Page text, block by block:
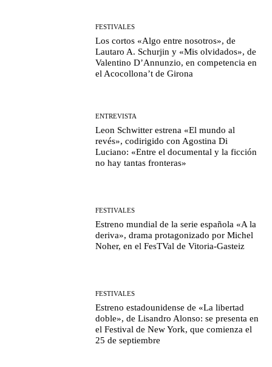
FESTIVALES
Los cortos «Algo entre nosotros», de
Lautaro A. Schurjin y «Mis olvidados», de
Valentino D’Annunzio, en competencia en
el Acocollona’t de Girona
ENTREVISTA
Leon Schwitter estrena «El mundo al
revés», codirigido con Agostina Di
Luciano: «Entre el documental y la ficción
no hay tantas fronteras»
FESTIVALES
Estreno mundial de la serie española «A la
deriva», drama protagonizado por Michel
Noher, en el FesTVal de Vitoria-Gasteiz
FESTIVALES
Estreno estadounidense de «La libertad
doble», de Lisandro Alonso: se presenta en
el Festival de New York, que comienza el
25 de septiembre